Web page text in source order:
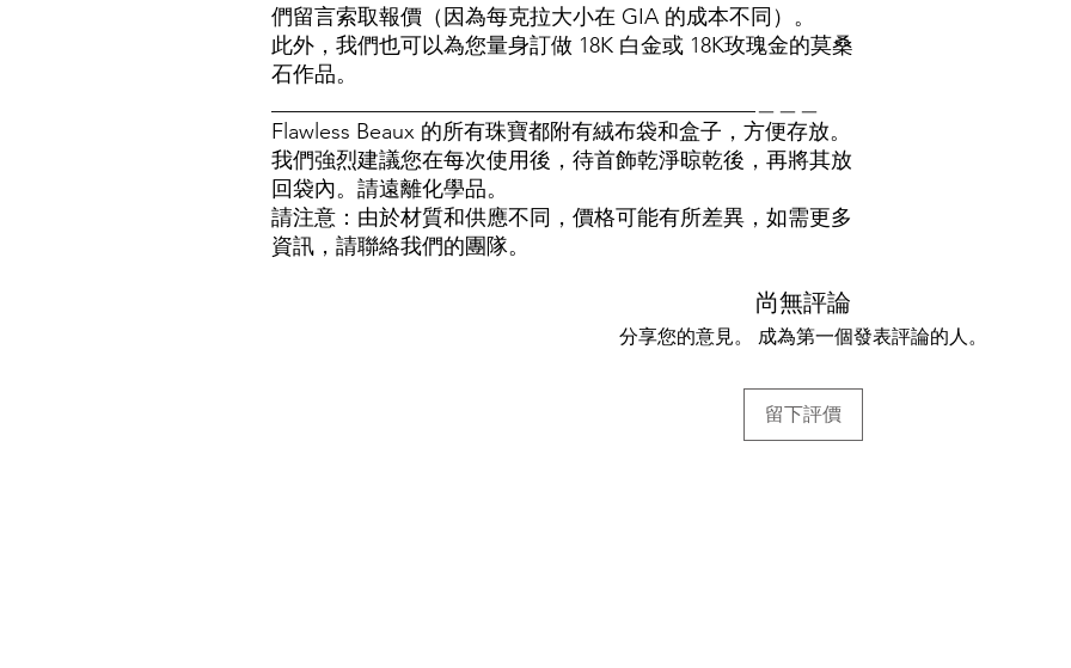
們留言索取報價（因為每克拉大小在 GIA 的成本不同）。
此外，我們也可以為您量身訂做 18K 白金或 18K玫瑰金的莫桑
石作品。
Flawless Beaux 的所有珠寶都附有絨布袋和盒子，方便存放。
我們強烈建議您在每次使用後，待首飾乾淨晾乾後，再將其放
回袋內。請遠離化學品。
請注意：由於材質和供應不同，價格可能有所差異，如需更多
資訊，請聯絡我們的團隊。
尚無評論
分享您的意見。 成為第一個發表評論的人。
留下評價